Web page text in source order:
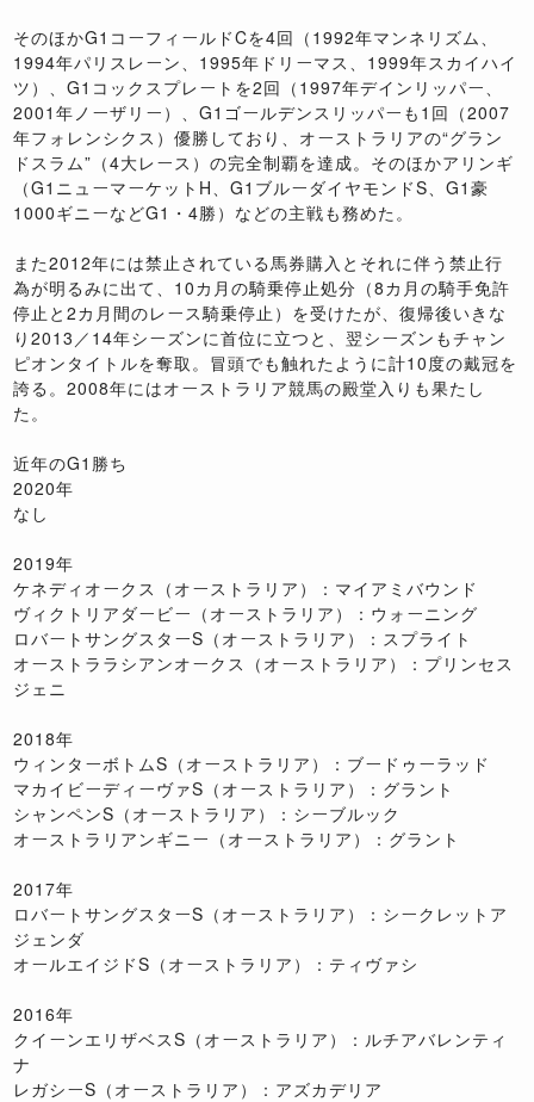
そのほかG1コーフィールドCを4回（1992年マンネリズム、
1994年パリスレーン、1995年ドリーマス、1999年スカイハイ
ツ）、G1コックスプレートを2回（1997年デインリッパー、
2001年ノーザリー）、G1ゴールデンスリッパーも1回（2007
年フォレンシクス）優勝しており、オーストラリアの“グラン
ドスラム”（4大レース）の完全制覇を達成。そのほかアリンギ
（G1ニューマーケットH、G1ブルーダイヤモンドS、G1豪
1000ギニーなどG1・4勝）などの主戦も務めた。
また2012年には禁止されている馬券購入とそれに伴う禁止行
為が明るみに出て、10カ月の騎乗停止処分（8カ月の騎手免許
停止と2カ月間のレース騎乗停止）を受けたが、復帰後いきな
り2013／14年シーズンに首位に立つと、翌シーズンもチャン
ピオンタイトルを奪取。冒頭でも触れたように計10度の戴冠を
誇る。2008年にはオーストラリア競馬の殿堂入りも果たし
た。
近年のG1勝ち
2020年
なし
2019年
ケネディオークス（オーストラリア）：マイアミバウンド
ヴィクトリアダービー（オーストラリア）：ウォーニング
ロバートサングスターS（オーストラリア）：スプライト
オーストララシアンオークス（オーストラリア）：プリンセス
ジェニ
2018年
ウィンターボトムS（オーストラリア）：ブードゥーラッド
マカイビーディーヴァS（オーストラリア）：グラント
シャンペンS（オーストラリア）：シーブルック
オーストラリアンギニー（オーストラリア）：グラント
2017年
ロバートサングスターS（オーストラリア）：シークレットア
ジェンダ
オールエイジドS（オーストラリア）：ティヴァシ
2016年
クイーンエリザベスS（オーストラリア）：ルチアバレンティ
ナ
レガシーS（オーストラリア）：アズカデリア